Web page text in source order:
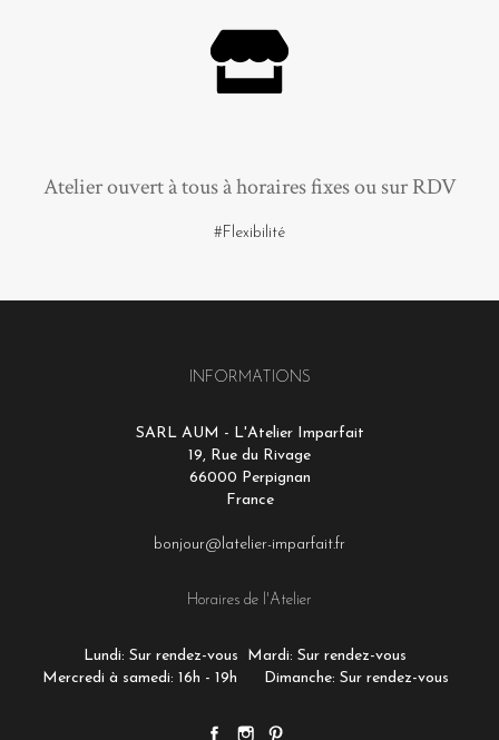
Atelier ouvert à tous à horaires fixes ou sur RDV
#Flexibilité
INFORMATIONS
SARL AUM - L'Atelier Imparfait
19, Rue du Rivage
66000 Perpignan
France
bonjour@latelier-imparfait.fr
Horaires de l'Atelier
Lundi: Sur rendez-vous
Mardi: Sur rendez-vous
Mercredi à samedi: 16h - 19h
Dimanche: Sur rendez-vous